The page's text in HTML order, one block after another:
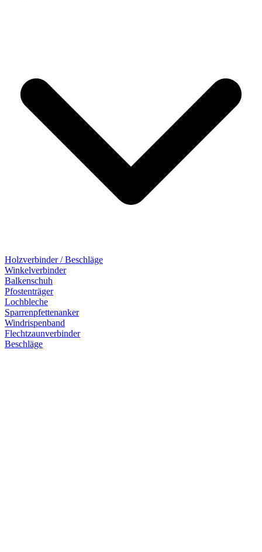
Holzverbinder / Beschläge
Winkelverbinder
Balkenschuh
Pfostenträger
Lochbleche
Sparrenpfettenanker
Windrispenband
Flechtzaunverbinder
Beschläge